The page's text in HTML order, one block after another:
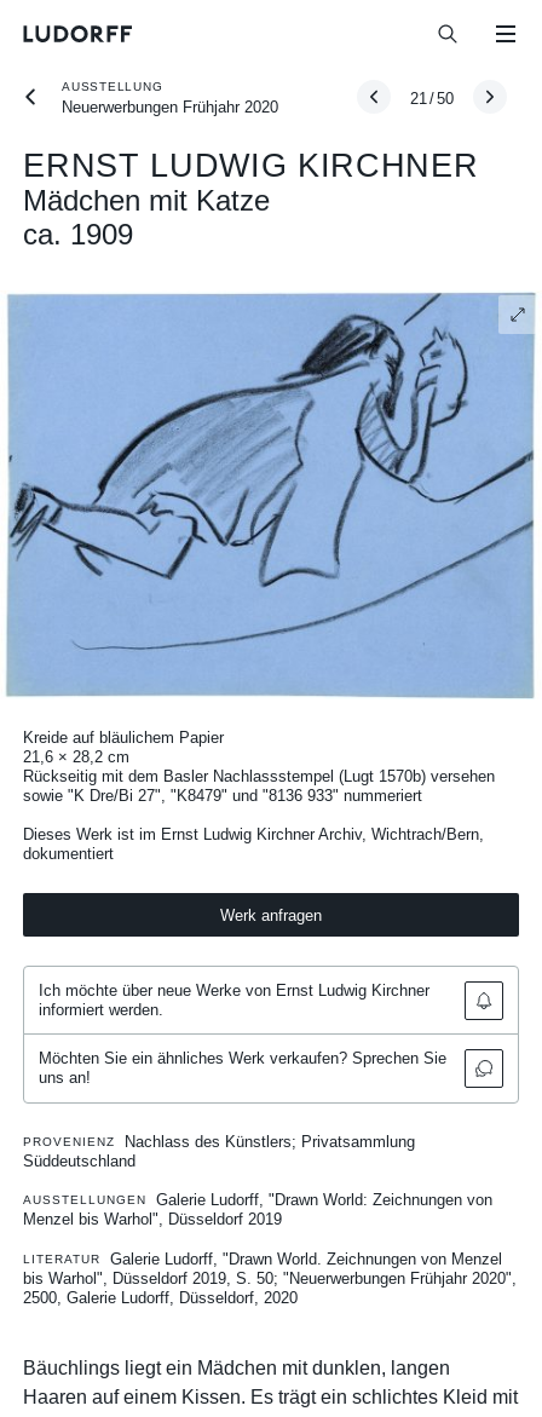
AUSSTELLUNG
Neuerwerbungen Frühjahr 2020
21 /50
ERNST LUDWIG KIRCHNER
Mädchen mit Katze
ca. 1909
Kreide auf bläulichem Papier
21,6 × 28,2 cm
Rückseitig mit dem Basler Nachlassstempel (Lugt 1570b) versehen
sowie "K Dre/Bi 27", "K8479" und "8136 933" nummeriert
Dieses Werk ist im Ernst Ludwig Kirchner Archiv, Wichtrach/Bern,
dokumentiert
Werk anfragen
Ich möchte über neue Werke von Ernst Ludwig Kirchner
informiert werden.
Möchten Sie ein ähnliches Werk verkaufen? Sprechen Sie
uns an!
PROVENIENZ
Nachlass des Künstlers; Privatsammlung
Süddeutschland
AUSSTELLUNGEN
Galerie Ludorff, "Drawn World: Zeichnungen von
Menzel bis Warhol", Düsseldorf 2019
LITERATUR
Galerie Ludorff, "Drawn World. Zeichnungen von Menzel
bis Warhol", Düsseldorf 2019, S. 50 "Neuerwerbungen Frühjahr 2020",
2500, Galerie Ludorff, Düsseldorf, 2020
Bäuchlings liegt ein Mädchen mit dunklen, langen
Haaren auf einem Kissen. Es trägt ein schlichtes Kleid mit